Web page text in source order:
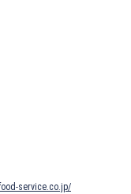
service.co.jp/